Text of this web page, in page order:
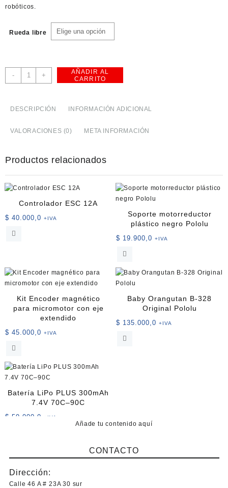
robóticos.
Rueda libre
-
Mini
Rueda
3pi
+
AÑADIR AL
CARRITO
DESCRIPCIÓN INFORMACIÓN ADICIONAL
VALORACIONES (0) META INFORMACIÓN
Productos relacionados
Controlador ESC 12A
$ 40.000,0 +IVA
Soporte motorreductor
plástico negro Pololu
$ 19.900,0 +IVA
Kit Encoder magnético
para micromotor con eje
extendido
$ 45.000,0 +IVA
Baby Orangutan B-328
Original Pololu
$ 135.000,0 +IVA
Batería LiPo PLUS 300mAh
7.4V 70C–90C
$ 59.000,0 +IVA
Añade tu contenido aquí
CONTACTO
Dirección:
Calle 46 A # 23A 30 sur